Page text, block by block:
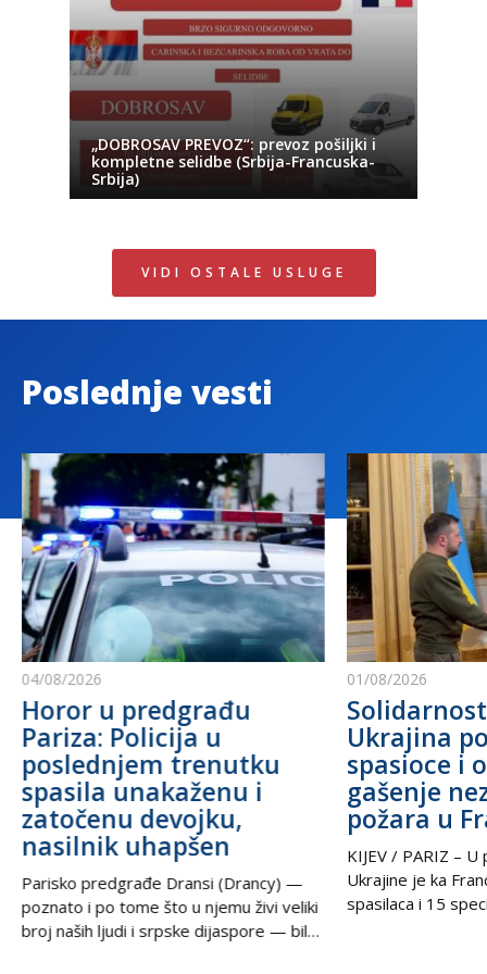
„DOBROSAV PREVOZ“: prevoz pošiljki i
kompletne selidbe (Srbija-Francuska-
Srbija)
VIDI OSTALE USLUGE
Poslednje vesti
04/08/2026
Horor u predgrađu
Pariza: Policija u
poslednjem trenutku
spasila unakaženu i
zatočenu devojku,
nasilnik uhapšen
Parisko predgrađe Dransi (Drancy) —
poznato i po tome što u njemu živi veliki
broj naših ljudi i srpske dijaspore — bilo
01/08/2026
Ukrajina
spasioce i
gašenje
požara u
KIJEV / PARIZ –
Ukrajine je ka
spasilaca i 15